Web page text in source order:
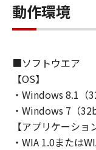
接に輸出して
らの販売代理
のライセンサ
ェア」の使用
トウェア」に
あるいはサポ
る責任も負う
動作環境
■ソフトウエア
【OS】
・Windows 8.1（
・Windows 7（
【アプリケーショ
・WIA 1.0または